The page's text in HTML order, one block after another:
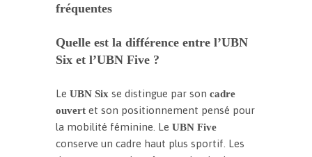
fréquentes
Quelle est la différence entre l’UBN
Six et l’UBN Five ?
Le UBN Six se distingue par son cadre
ouvertet son positionnement pensé pour
la mobilité féminine. Le UBN Five
conserve un cadre haut plus sportif. Les